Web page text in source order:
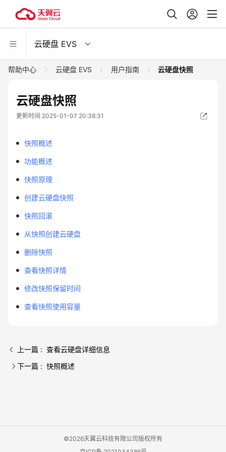
云硬盘 EVS
帮助中心 云硬盘 EVS 用户指南 云硬盘快照
云硬盘快照
更新时间 2025-01-07 20:38:31
快照概述
功能概述
快照原理
创建云硬盘快照
快照回滚
从快照创建云硬盘
删除快照
查看快照详情
修改快照保留时间
查看快照使用容量
上一篇 : 查看云硬盘详细信息
下一篇 : 快照概述
©2026天翼云科技有限公司版权所有